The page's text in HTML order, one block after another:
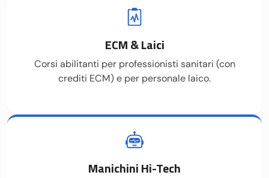
ECM & Laici
Corsi abilitanti per professionisti sanitari (con
crediti ECM) e per personale laico.
Manichini Hi-Tech